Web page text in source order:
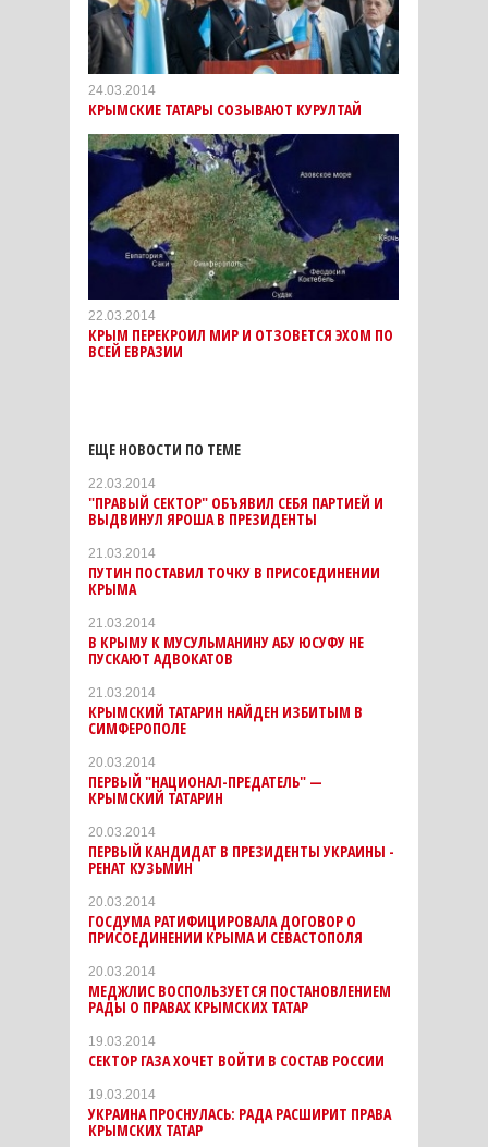
24.03.2014
КРЫМСКИЕ ТАТАРЫ СОЗЫВАЮТ КУРУЛТАЙ
22.03.2014
КРЫМ ПЕРЕКРОИЛ МИР И ОТЗОВЕТСЯ ЭХОМ ПО
ВСЕЙ ЕВРАЗИИ
ЕЩЕ НОВОСТИ ПО ТЕМЕ
22.03.2014
"ПРАВЫЙ СЕКТОР" ОБЪЯВИЛ СЕБЯ ПАРТИЕЙ И
ВЫДВИНУЛ ЯРОША В ПРЕЗИДЕНТЫ
21.03.2014
ПУТИН ПОСТАВИЛ ТОЧКУ В ПРИСОЕДИНЕНИИ
КРЫМА
21.03.2014
В КРЫМУ К МУСУЛЬМАНИНУ АБУ ЮСУФУ НЕ
ПУСКАЮТ АДВОКАТОВ
21.03.2014
КРЫМСКИЙ ТАТАРИН НАЙДЕН ИЗБИТЫМ В
СИМФЕРОПОЛЕ
20.03.2014
ПЕРВЫЙ "НАЦИОНАЛ-ПРЕДАТЕЛЬ" —
КРЫМСКИЙ ТАТАРИН
20.03.2014
ПЕРВЫЙ КАНДИДАТ В ПРЕЗИДЕНТЫ УКРАИНЫ -
РЕНАТ КУЗЬМИН
20.03.2014
ГОСДУМА РАТИФИЦИРОВАЛА ДОГОВОР О
ПРИСОЕДИНЕНИИ КРЫМА И СЕВАСТОПОЛЯ
20.03.2014
МЕДЖЛИС ВОСПОЛЬЗУЕТСЯ ПОСТАНОВЛЕНИЕМ
РАДЫ О ПРАВАХ КРЫМСКИХ ТАТАР
19.03.2014
СЕКТОР ГАЗА ХОЧЕТ ВОЙТИ В СОСТАВ РОССИИ
19.03.2014
УКРАИНА ПРОСНУЛАСЬ: РАДА РАСШИРИТ ПРАВА
КРЫМСКИХ ТАТАР